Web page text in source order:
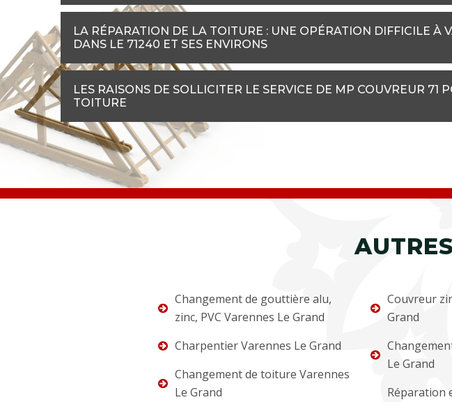
LA RÉPARATION DE LA TOITURE : UNE OPÉRATION DIFFICILE À
DANS LE 71240 ET SES ENVIRONS
LES RAISONS DE SOLLICITER LE SERVICE DE MP COUVREUR 71
TOITURE
Changement de gouttière alu,
zinc, PVC Varennes Le Grand
Charpentier Varennes Le Grand
Changement de toiture Varennes
Le Grand
Couvreur
Grand
Le Grand
Réparation